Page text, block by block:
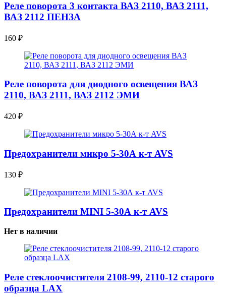
Реле поворота 3 контакта ВАЗ 2110, ВАЗ 2111,
ВАЗ 2112 ПЕНЗА
160 ₽
Реле поворота для диодного освещения ВАЗ
2110, ВАЗ 2111, ВАЗ 2112 ЭМИ
420 ₽
Предохранители микро 5-30А к-т AVS
130 ₽
Предохранители MINI 5-30А к-т AVS
Нет в наличии
Реле стеклоочистителя 2108-99, 2110-12 старого
образца LAX